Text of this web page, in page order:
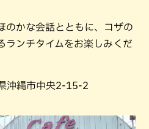
のかな会話とともに、コザの
ランチタイムをお楽しみくだ
沖縄市中央2-15-2